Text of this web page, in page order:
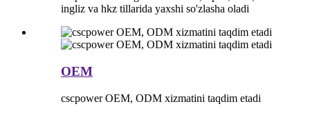
ingliz va hkz tillarida yaxshi so'zlasha oladi
OEM
cscpower OEM, ODM xizmatini taqdim etadi